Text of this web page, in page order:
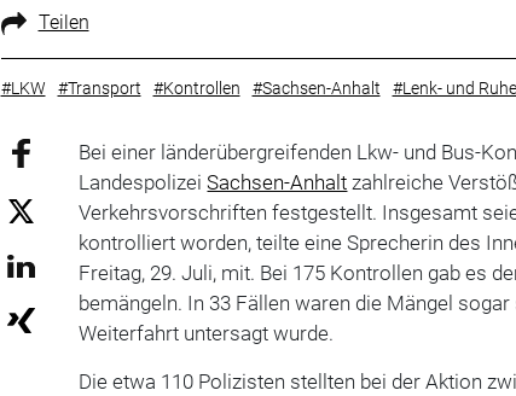
Teilen
#LKW #Transport #Kontrollen #Sachsen-Anhalt #Lenk- und
Bei einer länderübergreifenden Lkw- und Bus-
LandespolizeiSachsen-Anhalt zahlreiche
Verkehrsvorschriften festgestellt. Insgesamt
kontrolliert worden, teilte eine Sprecherin des
Freitag, 29. Juli, mit. Bei 175 Kontrollen gab es
bemängeln. In 33 Fällen waren die Mängel
Weiterfahrt untersagt wurde.
Die etwa 110 Polizisten stellten bei der Aktion